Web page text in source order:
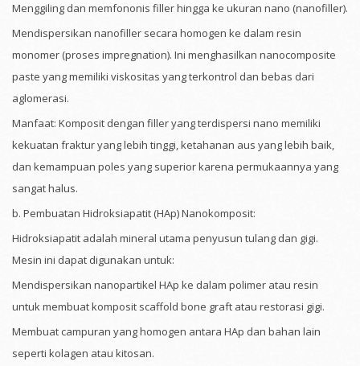
Menggiling dan memfononis filler hingga ke ukuran nano (nanofiller).
Mendispersikan nanofiller secara homogen ke dalam resin
monomer (proses impregnation). Ini menghasilkan nanocomposite
paste yang memiliki viskositas yang terkontrol dan bebas dari
aglomerasi.
Manfaat: Komposit dengan filler yang terdispersi nano memiliki
kekuatan fraktur yang lebih tinggi, ketahanan aus yang lebih baik,
dan kemampuan poles yang superior karena permukaannya yang
sangat halus.
b. Pembuatan Hidroksiapatit (HAp) Nanokomposit:
Hidroksiapatit adalah mineral utama penyusun tulang dan gigi.
Mesin ini dapat digunakan untuk:
Mendispersikan nanopartikel HAp ke dalam polimer atau resin
untuk membuat komposit scaffold bone graft atau restorasi gigi.
Membuat campuran yang homogen antara HAp dan bahan lain
seperti kolagen atau kitosan.